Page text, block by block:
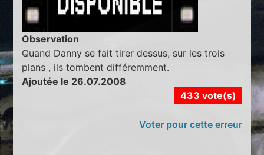
Observation
Quand Danny se fait tirer dessus, sur les trois
plans , ils tombent différemment.
Ajoutée le 26.07.2008
433 vote(s)
Voter pour cette erreur